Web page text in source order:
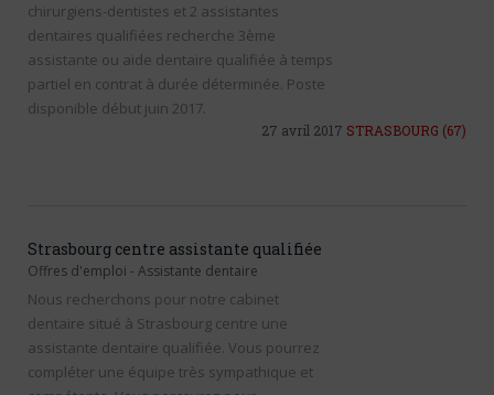
chirurgiens-dentistes et 2 assistantes
dentaires qualifiées recherche 3ème
assistante ou aide dentaire qualifiée à temps
partiel en contrat à durée déterminée. Poste
disponible début juin 2017.
27 avril 2017 STRASBOURG (67)
Strasbourg centre assistante qualifiée
Offres d'emploi - Assistante dentaire
Nous recherchons pour notre cabinet
dentaire situé à Strasbourg centre une
assistante dentaire qualifiée. Vous pourrez
compléter une équipe très sympathique et